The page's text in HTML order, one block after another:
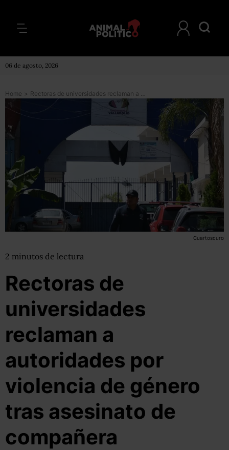
06 de agosto, 2026
Home > Rectoras de universidades reclaman a autoridades por violencia de género tras asesinato de compañera
Cuartoscuro
2 minutos de lectura
Rectoras de
universidades
reclaman a
autoridades por
violencia de género
tras asesinato de
compañera